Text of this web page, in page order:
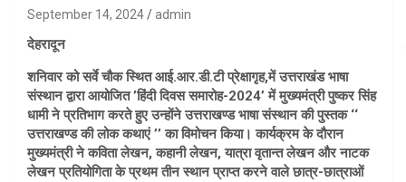
September 14, 2024 admin
देहरादून
शनिवार को सर्वे चौक स्थित आई.आर.डी.टी प्रेक्षागृह,में उत्तराखंड भाषा
संस्थान द्वारा आयोजित ’हिंदी दिवस समारोह-2024’ में मुख्यमंत्री पुष्कर सिंह
धामी ने प्रतिभाग करते हुए उन्होंने उत्तराखण्ड भाषा संस्थान की पुस्तक ‘‘
उत्तराखण्ड की लोक कथाएं ’’ का विमोचन किया। कार्यक्रम के दौरान
मुख्यमंत्री ने कविता लेखन, कहानी लेखन, यात्रा वृतान्त लेखन और नाटक
लेखन प्रतियोगिता के प्रथम तीन स्थान प्राप्त करने वाले छात्र-छात्राओं